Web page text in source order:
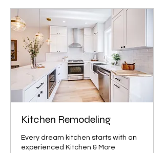
Kitchen Remodeling
Every dream kitchen starts with an
experienced Kitchen & More